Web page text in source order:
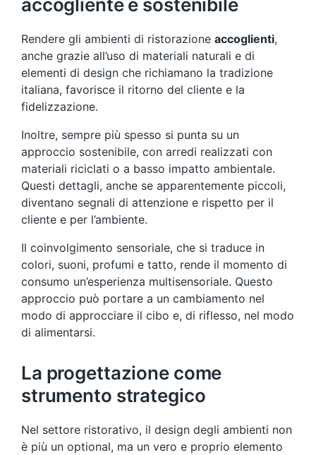
Rendere gli ambienti di ristorazione accoglienti,
anche grazie all’uso di materiali naturali e di
elementi di design che richiamano la tradizione
italiana, favorisce il ritorno del cliente e la
fidelizzazione.
Inoltre, sempre più spesso si punta su un
approccio sostenibile, con arredi realizzati con
materiali riciclati o a basso impatto ambientale.
Questi dettagli, anche se apparentemente piccoli,
diventano segnali di attenzione e rispetto per il
cliente e per l’ambiente.
Il coinvolgimento sensoriale, che si traduce in
colori, suoni, profumi e tatto, rende il momento di
consumo un’esperienza multisensoriale. Questo
approccio può portare a un cambiamento nel
modo di approcciare il cibo e, di riflesso, nel modo
di alimentarsi.
La progettazione come
strumento strategico
Nel settore ristorativo, il design degli ambienti non
è più un optional, ma un vero e proprio elemento